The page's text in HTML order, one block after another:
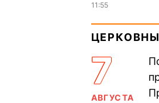
11:55
7
АВГУСТА